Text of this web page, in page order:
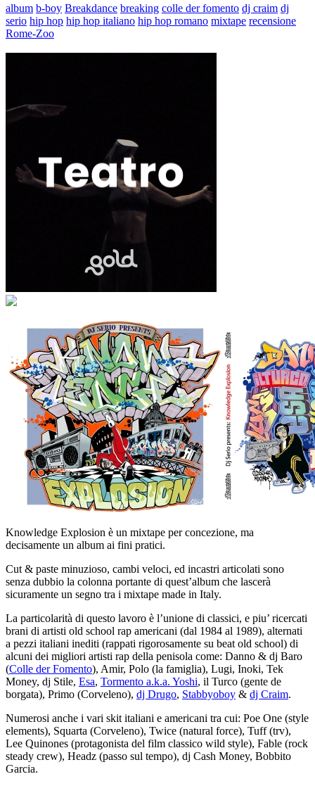
album b-boy Breakdance breaking colle der fomento dj craim dj
serio hip hop hip hop italiano hip hop romano mixtape recensione
Rome-Zoo
Knowledge Explosion è un mixtape per concezione, ma
decisamente un album ai fini pratici.
Cut & paste minuzioso, cambi veloci, ed incastri articolati sono
senza dubbio la colonna portante di quest’album che lascerà
sicuramente un segno tra i mixtape made in Italy.
La particolarità di questo lavoro è l’unione di classici, e piu’ ricercati
brani di artisti old school rap americani (dal 1984 al 1989), alternati
a pezzi italiani inediti (rappati rigorosamente su beat old school) di
alcuni dei migliori artisti rap della penisola come: Danno & dj Baro
(Colle der Fomento), Amir, Polo (la famiglia), Lugi, Inoki, Tek
Money, dj Stile, Esa, Tormento a.k.a. Yoshi, il Turco (gente de
borgata), Primo (Corveleno), dj Drugo, Stabbyoboy & dj Craim.
Numerosi anche i vari skit italiani e americani tra cui: Poe One (style
elements), Squarta (Corveleno), Twice (natural force), Tuff (trv),
Lee Quinones (protagonista del film classico wild style), Fable (rock
steady crew), Headz (passo sul tempo), dj Cash Money, Bobbito
Garcia.